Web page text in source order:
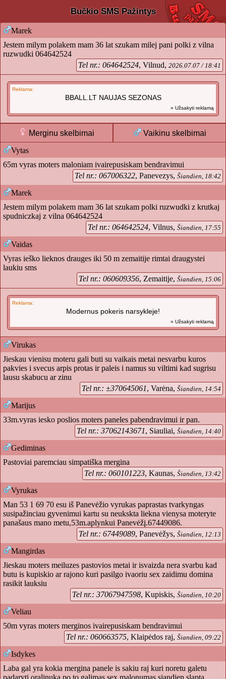
Bučkio SMS Pažintys
Marek
Jestem milym polakem mam 36 lat szukam milej pani polki z vilna
ruzwudki 064642524
Tel nr.: 064642524, Vilnud, 2026.07.07 / 18:41
Reklama:
BBALL.LT NAUJAS SEZONAS
» Užsakyti reklamą
Merginu skelbimai
Vaikinu skelbimai
Vytas
65m vyras moters maloniam ivairepusiskam bendravimui
Tel nr.: 067006322, Panevezys, Šiandien, 18:42
Marek
Jestem milym polakem mam 36 lat szukam polki ruzwudki z krutkaj
spudniczkaj z vilna 064642524
Tel nr.: 064642524, Vilnus, Šiandien, 17:55
Vaidas
Vyras ieško lieknos drauges iki 50 m zemaitije rimtai draugystei
laukiu sms
Tel nr.: 060609356, Zemaitije, Šiandien, 15:06
Reklama:
Modernus pokeris narsykleje!
» Užsakyti reklamą
Virukas
Jieskau vienisu moteru gali buti su vaikais metai nesvarbu kuros
pakvies i svecus arpis protas ir paleis i namus su viltimi kad sugrisu
lausu skabucu ar zinu
Tel nr.: ±370645061, Varėna, Šiandien, 14:54
Marijus
33m.vyras iesko poslios moters paneles pabendravimui ir pan.
Tel nr.: 37062143671, Siauliai, Šiandien, 14:40
Gediminas
Pastoviai paremciau simpatiška mergina
Tel nr.: 060101223, Kaunas, Šiandien, 13:42
Vyrukas
Man 53 1 69 70 esu iš Panevėžio vyrukas paprastas tvarkyngas
susipažinciau gyvenimui kartu su neukskta liekna vienysa moteryte
panašaus mano metu,53m.aplynkui Panevėžį.67449086.
Tel nr.: 67449089, Panevėžys, Šiandien, 12:13
Mangirdas
Jieskau moters meiluzes pastovios metai ir isvaizda nera svarbu kad
butu is kupiskio ar rajono kuri pasilgo ivaoriu sex zaidimu domina
rasikit lauksiu
Tel nr.: 37067947598, Kupiskis, Šiandien, 10:20
Veliau
50m vyras moters merginos ivairepusiskam bendravimui
Tel nr.: 060663575, Klaipėdos raj, Šiandien, 09:22
Isdykes
Laba gal yra kokia mergina panele is sakiu raj kuri noretu galetu